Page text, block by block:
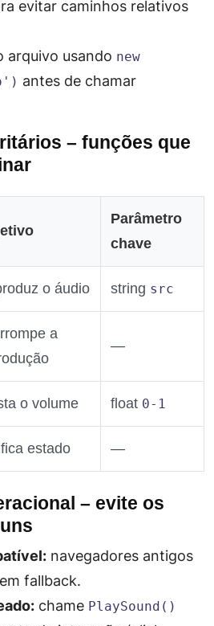
evitar caminhos relativos
arquivo usando new
antes de chamar
– funções que
Parâmetro
chave
o áudio string src
a
—
o volume float 0‑1
estado —
– evite os
navegadores antigos
fallback.
chame PlaySound()